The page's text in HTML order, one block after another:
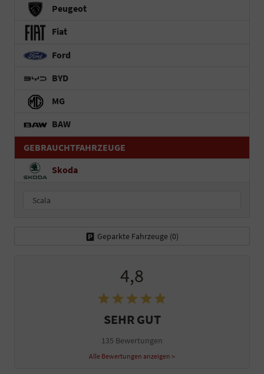
Peugeot
Fiat
Ford
BYD
MG
BAW
GEBRAUCHTFAHRZEUGE
Skoda
Scala
Geparkte Fahrzeuge (0)
4,8
SEHR GUT
135 Bewertungen
Alle Bewertungen anzeigen >